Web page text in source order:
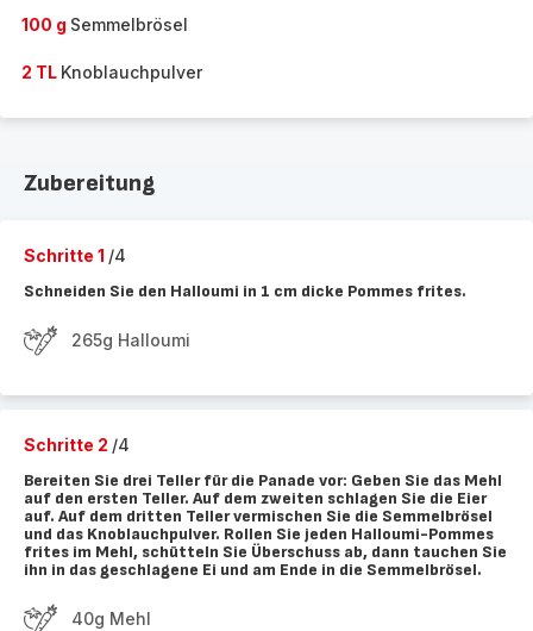
100 g Semmelbrösel
2 TL Knoblauchpulver
Zubereitung
Schritte 1 /4
Schneiden Sie den Halloumi in 1 cm dicke Pommes frites.
265g Halloumi
Schritte 2 /4
Bereiten Sie drei Teller für die Panade vor: Geben Sie das Mehl
auf den ersten Teller. Auf dem zweiten schlagen Sie die Eier
auf. Auf dem dritten Teller vermischen Sie die Semmelbrösel
und das Knoblauchpulver. Rollen Sie jeden Halloumi-Pommes
frites im Mehl, schütteln Sie Überschuss ab, dann tauchen Sie
ihn in das geschlagene Ei und am Ende in die Semmelbrösel.
40g Mehl